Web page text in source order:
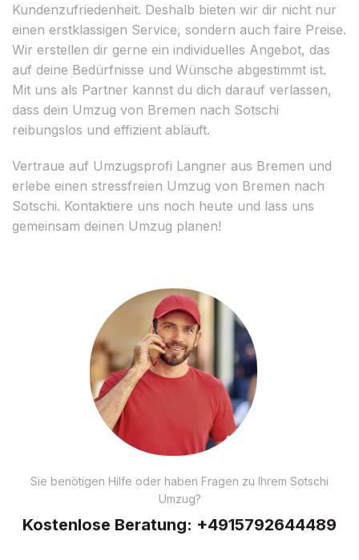
Kundenzufriedenheit. Deshalb bieten wir dir nicht nur
einen erstklassigen Service, sondern auch faire Preise.
Wir erstellen dir gerne ein individuelles Angebot, das
auf deine Bedürfnisse und Wünsche abgestimmt ist.
Mit uns als Partner kannst du dich darauf verlassen,
dass dein Umzug von Bremen nach Sotschi
reibungslos und effizient abläuft.
Vertraue auf Umzugsprofi Langner aus Bremen und
erlebe einen stressfreien Umzug von Bremen nach
Sotschi. Kontaktiere uns noch heute und lass uns
gemeinsam deinen Umzug planen!
Sie benötigen Hilfe oder haben Fragen zu Ihrem Sotschi
Umzug?
Kostenlose Beratung: +4915792644489